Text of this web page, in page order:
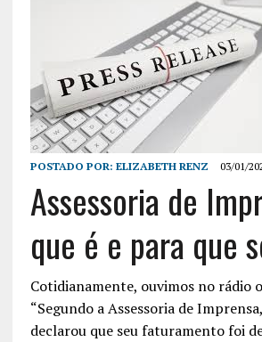
POSTADO POR: ELIZABETH RENZ 03/01/
Assessoria de
que é e para que
Cotidianamente, ouvimos no rádio
“Segundo a Assessoria de
declarou que seu faturamento foi